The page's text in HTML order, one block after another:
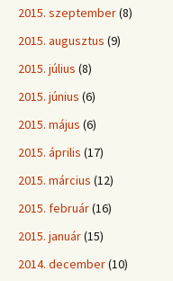
2015. szeptember(8)
2015. augusztus (9)
2015. július (8)
2015. június (6)
2015. május (6)
2015. április (17)
2015. március (12)
2015. február(16)
2015. január(15)
2014. december(10)